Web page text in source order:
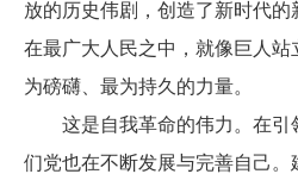
放的历史伟剧，创造了新时代
在最广大人民之中，就像巨人
为磅礴、最为持久的力量。
这是自我革命的伟力。在引
们党也在不断发展与完善自己